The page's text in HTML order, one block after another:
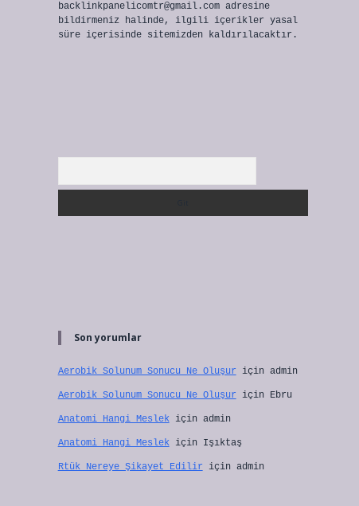
backlinkpanelicomtr@gmail.comadresine
bildirmeniz halinde, ilgili içerikler yasal
süre içerisinde sitemizden kaldırılacaktır.
Son yorumlar
Aerobik Solunum Sonucu Ne Oluşur için admin
Aerobik Solunum Sonucu Ne Oluşur için Ebru
Anatomi Hangi Meslekiçin admin
Anatomi Hangi Meslekiçin Işıktaş
Rtük Nereye Şikayet Edilir için admin